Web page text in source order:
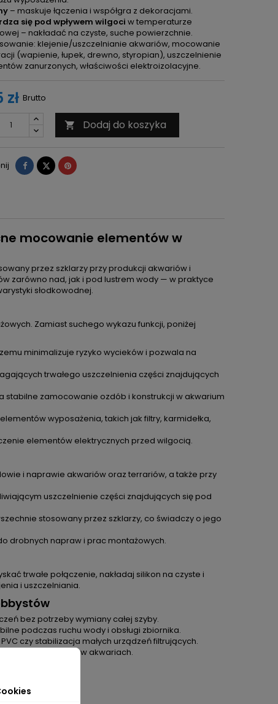
– maskuje łączenia i współgra z dekoracjami.
się pod wpływem wilgoci w temperaturze
– nakładać na czyste, suche powierzchnie.
klejenie/uszczelnianie akwariów, mocowanie
(wapienie, łupek, drewno, styropian), uszczelnienie
zanurzonych, właściwości elektroizolacyjne.
zł Brutto
 Dodaj do koszyka
Udostępnij
TweetujPinterest
mocowanie elementów w
przez szklarzy przy produkcji akwariów i
zarówno nad, jak i pod lustrem wody — w praktyce
słodkowodnej.
Zamiast suchego wykazu funkcji, poniżej
minimalizuje ryzyko wycieków i pozwala na
trwałego uszczelnienia części znajdujących
stabilne zamocowanie ozdób i konstrukcji w akwarium
wyposażenia, takich jak filtry, karmidełka,
elementów elektrycznych przed wilgocią.
i naprawie akwariów oraz terrariów, a także przy
uszczelnienie części znajdujących się pod
stosowany przez szklarzy, co świadczy o jego
drobnych napraw i prac montażowych.
trwałe połączenie, nakładaj silikon na czyste i
i uszczelniania.
bez potrzeby wymiany całej szyby.
podczas ruchu wody i obsługi zbiornika.
czy stabilizacja małych urządzeń filtrujących.
skutecznie jak w akwariach.